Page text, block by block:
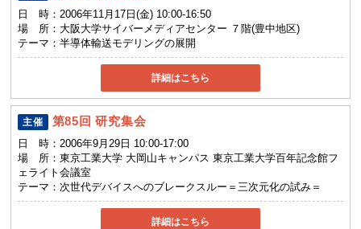
日 時：2006年11月17日(金) 10:00-16:50
場 所： 大阪大学サイバーメディアセンター ７階(豊中地区)
テーマ：半導体輸送モデリングの展開
詳細はこちら
主催 第85回 研究集会
日 時：2006年9月29日 10:00-17:00
場 所：東京工業大学 大岡山キャンパス 東京工業大学百年記念館フ
ェライト会議室
テーマ：次世代デバイスへのブレークスルー＝三次元化の試み＝
詳細はこちら